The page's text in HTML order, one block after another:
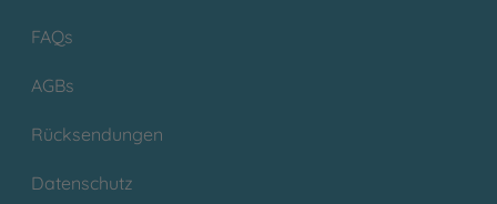
FAQs
AGBs
Rücksendungen
Datenschutz